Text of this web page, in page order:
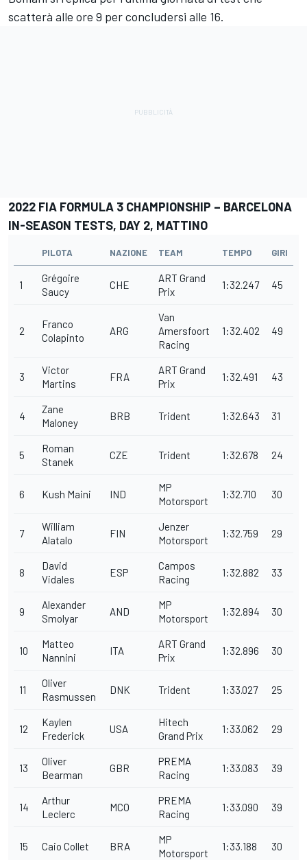
scatterà alle ore 9 per concludersi alle 16.
2022 FIA FORMULA 3 CHAMPIONSHIP – BARCELONA
IN-SEASON TESTS, DAY 2, MATTINO
PILOTA NAZIONE TEAM TEMPO GIRI
1
Grégoire
Saucy
CHE
ART Grand
Prix
1:32.247 45
2
Franco
Colapinto
ARG
Van
Amersfoort
Racing
1:32.402 49
3
Victor
Martins
FRA
ART Grand
Prix
1:32.491 43
4
Zane
Maloney
BRB Trident 1:32.643 31
5
Roman
Stanek
CZE Trident 1:32.678 24
6 Kush Maini IND
MP
Motorsport
1:32.710 30
7
William
Alatalo
FIN
Jenzer
Motorsport
1:32.759 29
8
David
Vidales
ESP
Campos
Racing
1:32.882 33
9
Alexander
Smolyar
AND
MP
Motorsport
1:32.894 30
10
Matteo
Nannini
ITA
ART Grand
Prix
1:32.896 30
11
Oliver
Rasmussen
DNK Trident 1:33.027 25
12
Kaylen
Frederick
USA
Hitech
Grand Prix
1:33.062 29
13
Oliver
Bearman
GBR
PREMA
Racing
1:33.083 39
14
Arthur
Leclerc
MCO
PREMA
Racing
1:33.090 39
15 Caio Collet BRA
MP
Motorsport
1:33.188 30